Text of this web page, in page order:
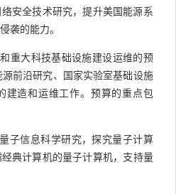
安全技术研究，提升美国能源系
袭的能力。
重大科技基础设施建设运维的预
前沿研究、国家实验室基础设施
建造和运维工作。预算的重点包
子信息科学研究，探究量子计算
典计算机的量子计算机，支持量